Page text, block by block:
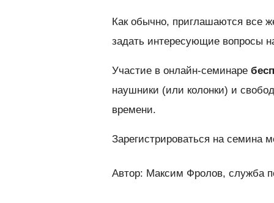
Как обычно, приглашаются все
задать интересующие вопросы
Участие в онлайн-семинаре
наушники (или колонки) и
времени.
Зарегистрироваться на семина
Автор: Максим Фролов, служба